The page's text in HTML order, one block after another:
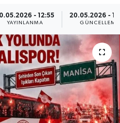
- 12:55
YAYINLANMA
20.05.2026 -
GÜNCELLEME